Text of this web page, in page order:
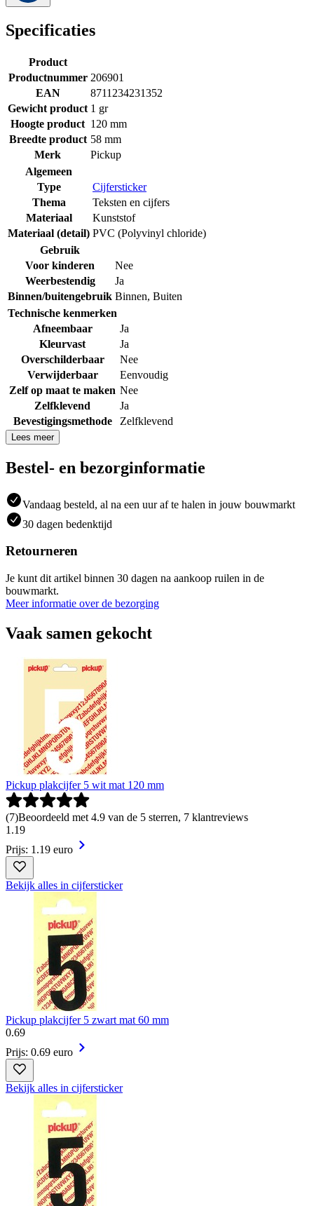
Specificaties
Product
Productnummer 206901
EAN
8711234231352
Gewicht product 1 gr
Hoogte product 120 mm
Breedte product 58 mm
Merk
Pickup
Algemeen
Type
Cijfersticker
Thema
Teksten en cijfers
Materiaal
Kunststof
Materiaal (detail) PVC (Polyvinyl chloride)
Gebruik
Voor kinderen
Nee
Weerbestendig
Ja
Binnen/buitengebruik Binnen, Buiten
Technische kenmerken
Afneembaar
Ja
Kleurvast
Ja
Overschilderbaar
Nee
Verwijderbaar
Eenvoudig
Zelf op maat te maken Nee
Zelfklevend
Ja
Bevestigingsmethode
Zelfklevend
Lees meer
Bestel- en bezorginformatie
Vandaag besteld, al na een uur af te halen in jouw bouwmarkt
30 dagen bedenktijd
Retourneren
Je kunt dit artikel binnen 30 dagen na aankoop ruilen in de
bouwmarkt.
Meer informatie over de bezorging
Vaak samen gekocht
Pickup plakcijfer 5 wit mat 120 mm
(7)Beoordeeld met 4.9 van de 5 sterren, 7 klantreviews
1 .19
Prijs: 1.19 euro
Bekijk alles in cijfersticker
Pickup plakcijfer 5 zwart mat 60 mm
0.69
Prijs: 0.69 euro
Bekijk alles in cijfersticker